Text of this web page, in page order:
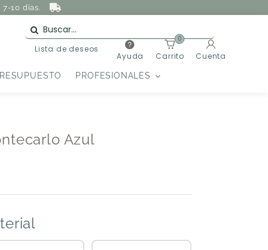
10 días.
Lista de deseos
Ayuda Carrito
0
Cuenta
PROFESIONALES
Azul